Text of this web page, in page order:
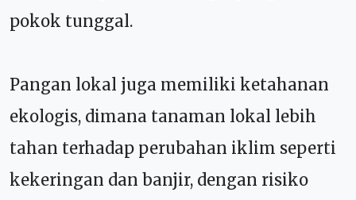
pokok tunggal.
Pangan lokal juga memiliki ketahanan
ekologis, dimana tanaman lokal lebih
tahan terhadap perubahan iklim seperti
kekeringan dan banjir, dengan risiko